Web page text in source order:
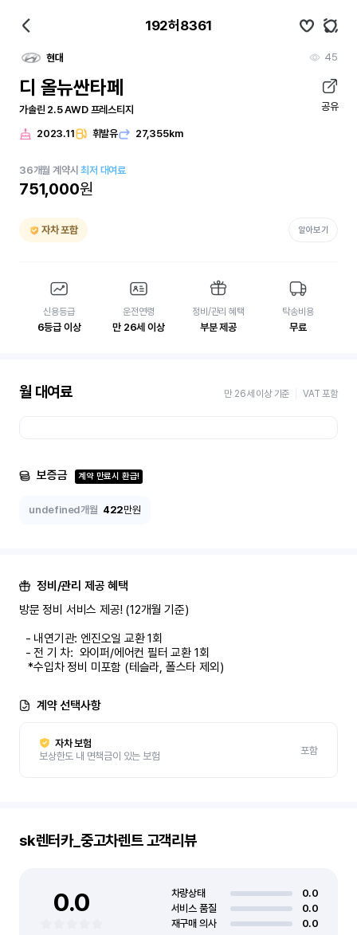
192허8361
현대 45
디 올뉴싼타페
가솔린 2.5 AWD 프레스티지 공유
2023.11 휘발유 27,355km
36개월 계약시최저 대여료
751,000원
자차 포함 알아보기
신용등급
6등급 이상
운전연령
만 26세 이상
정비/관리 혜택
부분 제공
탁송비용
무료
월 대여료 만 26세 이상 기준 VAT 포함
보증금 계약 만료시 환급!
undefined개월 422만원
정비/관리 제공 혜택
방문 정비 서비스 제공! (12개월 기준)
   *수입차 정비 미포함 (테슬라, 폴스타 제외)
계약 선택사항
자차 보험
보상한도 내 면책금이 있는 보험
포함
sk렌터카_중고차렌트고객리뷰
0.0 차량상태
0.0
서비스 품질
0.0
재구매 의사
0.0